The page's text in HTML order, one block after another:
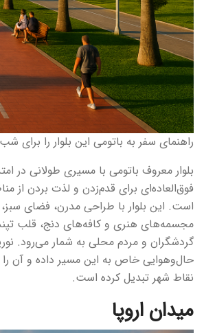
راهنمای سفر به باتومی این بلوار را برای
بلوار معروف باتومی با مسیری طولانی در
فوق‌العاده‌ای برای قدم‌زدن و لذت بردن از
است. این بلوار با طراحی مدرن، فضای
مجسمه‌های هنری و کافه‌های دنج، قلب
گردشگران و مردم محلی به شمار می‌رود.
حال‌وهوایی خاص به این مسیر داده و آن
نقاط شهر تبدیل کرده است.
میدان اروپا